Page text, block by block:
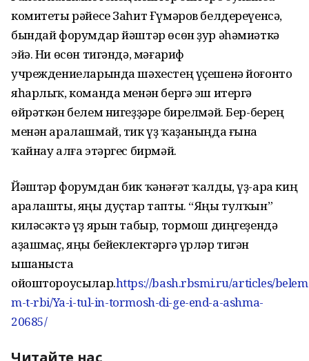
комитеты рәйесе Заһит Ғүмәров белдереүенсә,
бындай форумдар йәштәр өсөн ҙур әһәмиәткә
эйә. Ни өсөн тигәндә, мәғариф
учреждениеларында шәхестең үҫешенә йоғонто
яһарлыҡ, команда менән бергә эш итергә
өйрәткән белем нигеҙҙәре бирелмәй. Бер-берең
менән аралашмай, тик үҙ ҡаҙаныңда ғына
ҡайнау алға этәргес бирмәй.
Йәштәр форумдан бик ҡәнәғәт ҡалды, үҙ-ара киң
аралашты, яңы дуҫтар тапты. “Яңы тулҡын”
киләсәктә үҙ ярын табыр, тормош диңгеҙендә
аҙашмаҫ, яңы бейеклектәргә үрләр тигән
ышаныста
ойоштороусылар.https://bash.rbsmi.ru/articles/
m-t-rbi/Ya-i-tul-in-tormosh-di-ge-end-a-ashma-
20685/
Читайте нас